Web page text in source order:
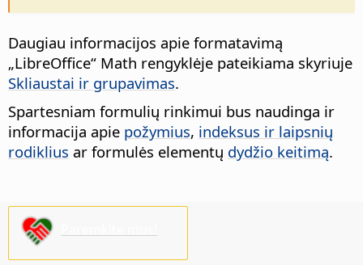
Daugiau informacijos apie formatavimą
„LibreOffice“ Math rengyklėje pateikiama skyriuje
Skliaustai ir grupavimas.
Spartesniam formulių rinkimui bus naudinga ir
informacija apie požymius, indeksus ir laipsnių
rodiklius ar formulės elementų dydžio keitimą.